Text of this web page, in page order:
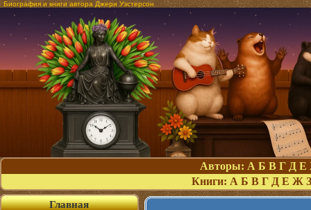
Биография и книги автора Джери Уэстерсон
Авторы: А Б В Г Д Е
Книги: А Б В Г Д Е Ж З
Главная